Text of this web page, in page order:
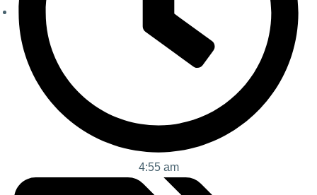
4:55 am